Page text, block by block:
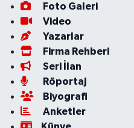
Foto Galeri
Video
Yazarlar
Firma Rehberi
Seri İlan
Röportaj
Biyografi
Anketler